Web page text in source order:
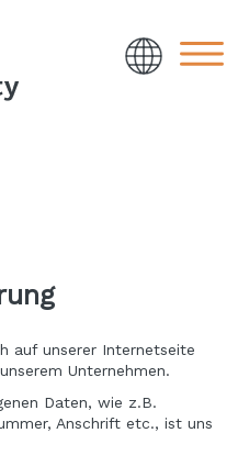
auf unserer Internetseite
Unternehmen.
Daten, wie z.B.
Anschrift etc., ist uns